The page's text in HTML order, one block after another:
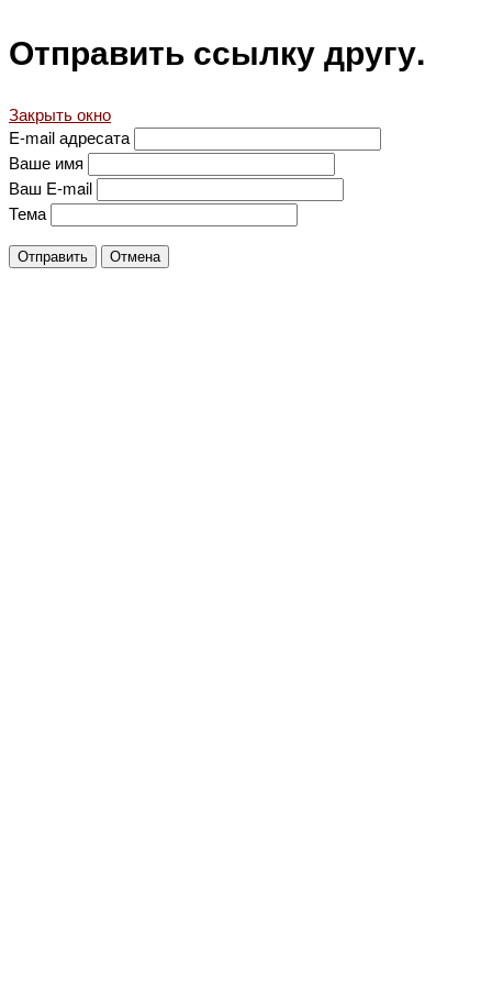
Отправить ссылку другу.
Закрыть окно
E-mail адресата
Ваше имя
Ваш E-mail
Тема
Отправить Отмена